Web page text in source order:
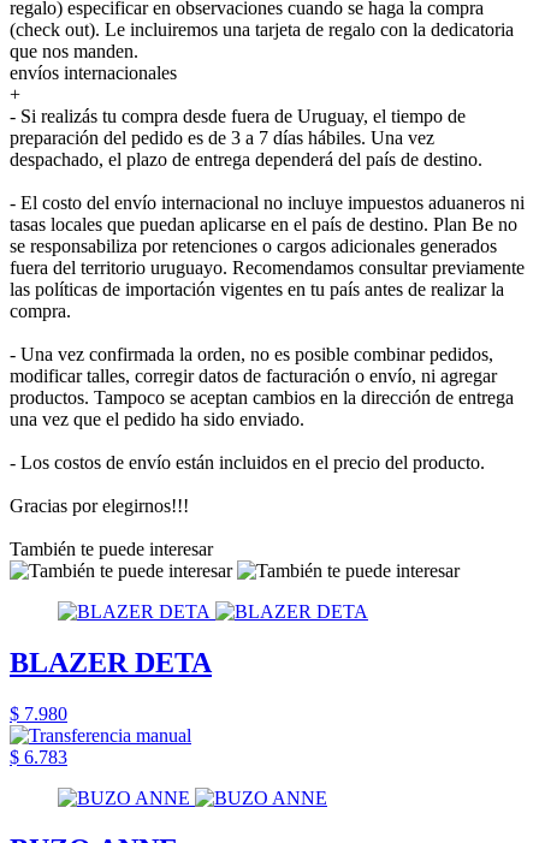
regalo) especificar en observaciones cuando se haga la compra
(check out). Le incluiremos una tarjeta de regalo con la dedicatoria
que nos manden.
envíos internacionales
+
- Si realizás tu compra desde fuera de Uruguay, el tiempo de
preparación del pedido es de 3 a 7 días hábiles. Una vez
despachado, el plazo de entrega dependerá del país de destino.
- El costo del envío internacional no incluye impuestos aduaneros ni
tasas locales que puedan aplicarse en el país de destino. Plan Be no
se responsabiliza por retenciones o cargos adicionales generados
fuera del territorio uruguayo. Recomendamos consultar previamente
las políticas de importación vigentes en tu país antes de realizar la
compra.
- Una vez confirmada la orden, no es posible combinar pedidos,
modificar talles, corregir datos de facturación o envío, ni agregar
productos. Tampoco se aceptan cambios en la dirección de entrega
una vez que el pedido ha sido enviado.
- Los costos de envío están incluidos en el precio del producto.
Gracias por elegirnos!!!
También te puede interesar
BLAZER DETA
$ 7.980
$ 6.783